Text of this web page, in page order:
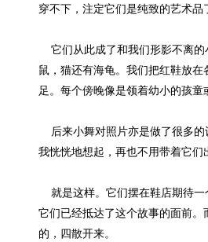
穿不下，注定它们是纯致的艺术品
它们从此成了和我们形影不离的
鼠，猫还有海龟。我们把红鞋放
足。每个傍晚像是领着幼小的孩童
后来小舞对照片亦是做了很多的
我恍恍地想起，再也不用带着它们
就是这样。它们摆在鞋店期待一
它们已经抵达了这个故事的面前
的，四散开来。